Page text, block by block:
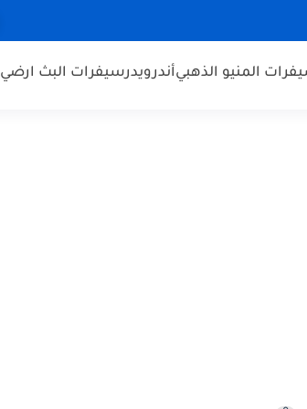
المنيو الذهبيأندرويدرسيفرات البث ارضي